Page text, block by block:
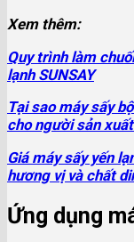
Xem thêm:
Quy trình làm
lạnh SUNSAY
Tại sao máy sấy
cho người sản
Giá máy sấy yến
hương vị và chất
Ứng dụng